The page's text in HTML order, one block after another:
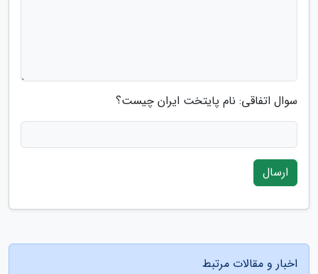
سوال اتفاقی: نام پایتخت ایران چیست؟
ارسال
اخبار و مقالات مرتبط